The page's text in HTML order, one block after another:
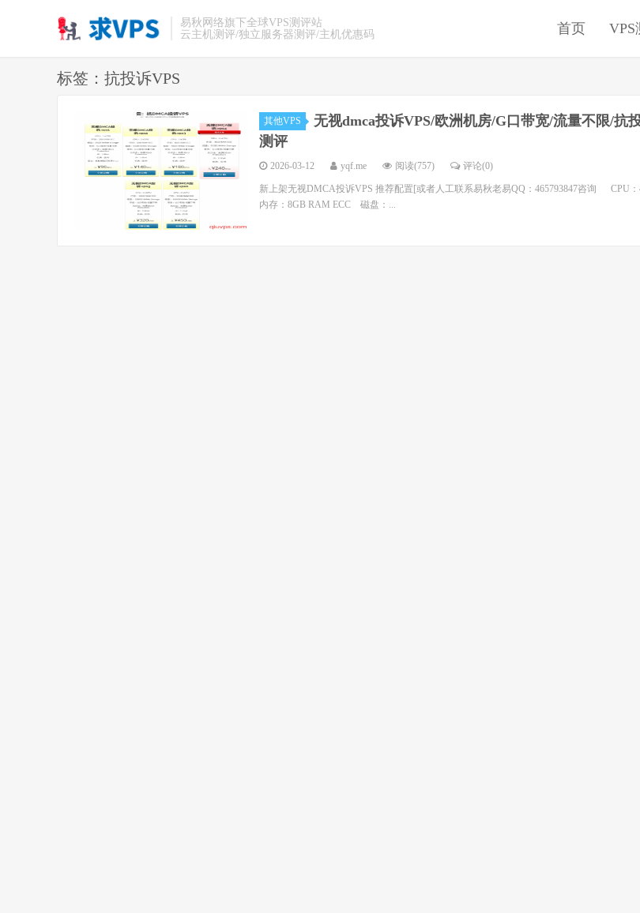
易秋网络旗下全球VPS测评站
云主机测评/独立服务器测评/主机优惠码
首页 VPS
标签：抗投诉VPS
其他VPS
无视dmca投诉VPS/欧洲机房/G口带宽/流量不限/抗
测评
2026-03-12 yqf.me 阅读(757) 评论(0)
新上架无视DMCA投诉VPS 推荐配置[或者人工联系易秋老易QQ：465793847咨询 CPU
内存：8GB RAM ECC 磁盘：...